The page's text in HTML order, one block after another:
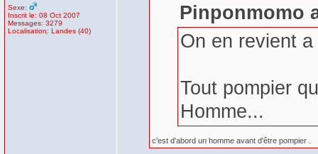
Sexe:
Inscrit le: 08 Oct 2007
Messages: 3279
Localisation: Landes (40)
Pinponmomo
On en revient
Tout pompier
Homme...
c'est d'abord un homme avant d'être pompier .